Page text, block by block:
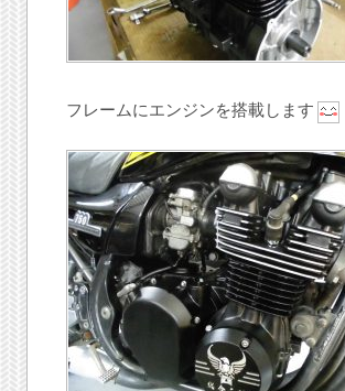
フレームにエンジンを搭載します